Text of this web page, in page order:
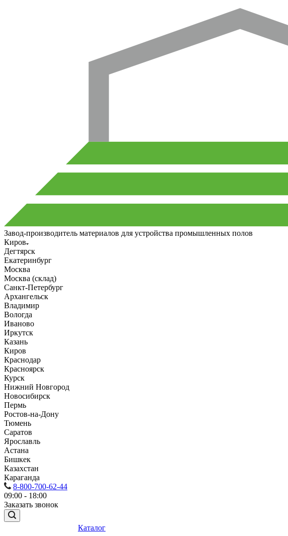
Завод-производитель материалов для устройства промышленных полов
Киров
Дегтярск
Екатеринбург
Москва
Москва (склад)
Санкт-Петербург
Архангельск
Владимир
Вологда
Иваново
Иркутск
Казань
Киров
Краснодар
Красноярск
Курск
Нижний Новгород
Новосибирск
Пермь
Ростов-на-Дону
Тюмень
Саратов
Ярославль
Астана
Бишкек
Казахстан
Караганда
8-800-700-62-44
09:00 - 18:00
Заказать звонок
Каталог